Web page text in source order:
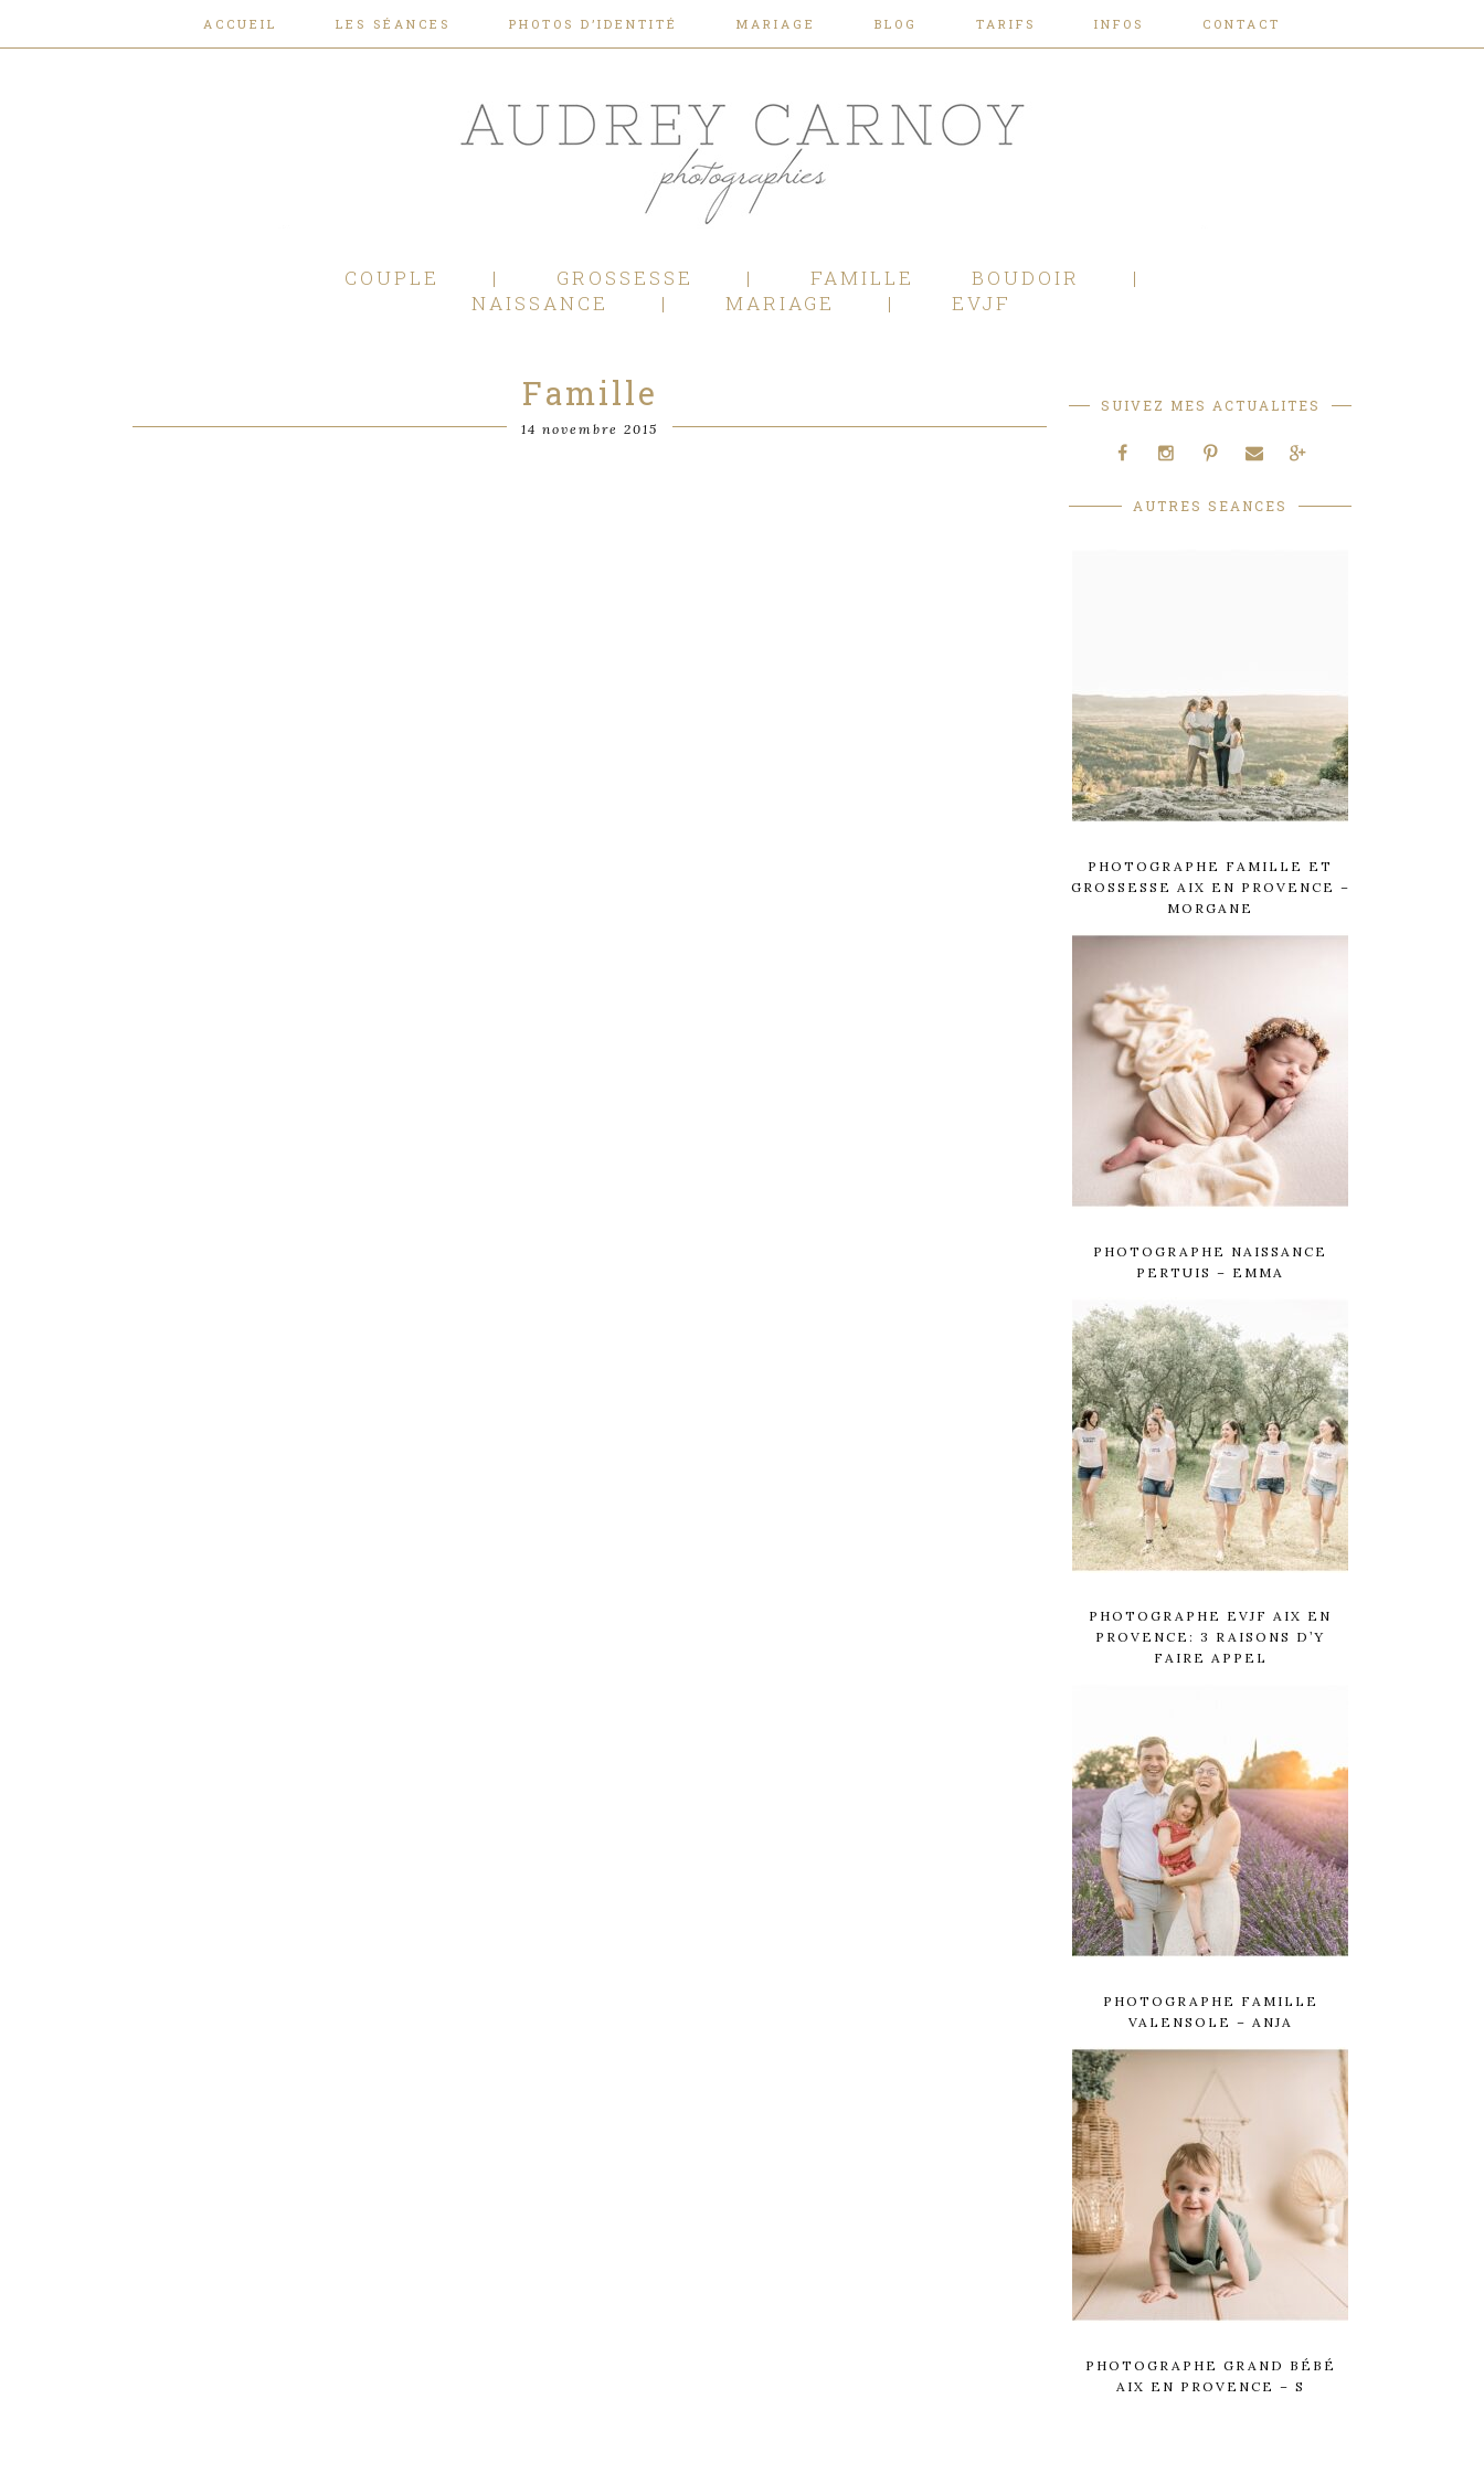
ACCUEIL LES SÉANCES PHOTOS D’IDENTITÉ MARIAGE BLOG TARIFS INFOS CONTACT
COUPLE GROSSESSE FAMILLE
BOUDOIR
NAISSANCE
MARIAGE EVJF
Famille
14 novembre 2015
SUIVEZ MES ACTUALITES
AUTRES SEANCES
PHOTOGRAPHE FAMILLE ET
GROSSESSE AIX EN PROVENCE –
MORGANE
PHOTOGRAPHE NAISSANCE
PERTUIS – EMMA
PHOTOGRAPHE EVJF AIX EN
PROVENCE: 3 RAISONS D’Y
FAIRE APPEL
PHOTOGRAPHE FAMILLE
VALENSOLE – ANJA
PHOTOGRAPHE GRAND BÉBÉ
AIX EN PROVENCE – S